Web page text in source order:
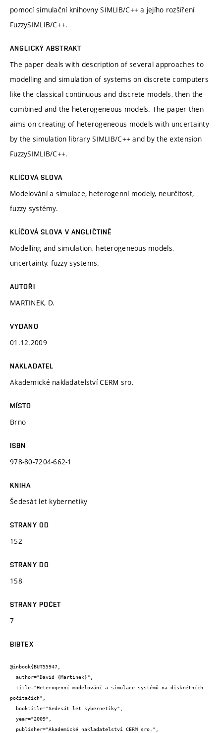
pomocí simulační knihovny SIMLIB/C++ a jejího rozšíření
FuzzySIMLIB/C++.
ANGLICKÝ ABSTRAKT
The paper deals with description of several approaches to
modelling and simulation of systems on discrete computers
like the classical continuous and discrete models, then the
combined and the heterogeneous models. The paper then
aims on creating of heterogeneous models with uncertainty
by the simulation library SIMLIB/C++ and by the extension
FuzzySIMLIB/C++.
KLÍČOVÁ SLOVA
Modelování a simulace, heterogenní modely, neurčitost,
fuzzy systémy.
KLÍČOVÁ SLOVA V ANGLIČTINĚ
Modelling and simulation, heterogeneous models,
uncertainty, fuzzy systems.
AUTOŘI
MARTINEK, D.
VYDÁNO
01.12.2009
NAKLADATEL
Akademické nakladatelství CERM sro.
MÍSTO
Brno
ISBN
978-80-7204-662-1
KNIHA
Šedesát let kybernetiky
STRANY OD
152
STRANY DO
158
STRANY POČET
7
BIBTEX
@inbook{BUT55947,
počítačích",